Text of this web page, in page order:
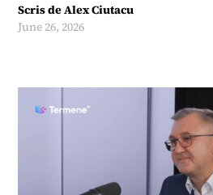
Scris deAlex Ciutacu
June 26, 2026